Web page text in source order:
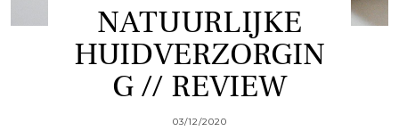
NATUURLIJKE
HUIDVERZORGIN
G // REVIEW
03/12/2020